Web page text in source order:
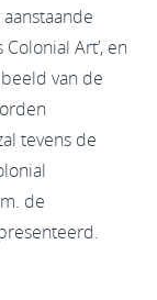
Art’, en
van de
tevens de
de